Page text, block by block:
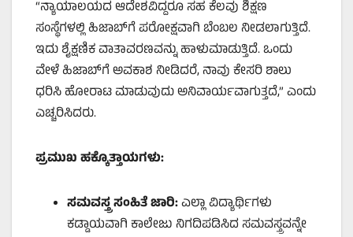
“ನ್ಯಾಯಾಲಯದ ಆದೇಶವಿದ್ದರೂ ಸಹ ಕೆಲವು ಶಿಕ್ಷಣ
ಸಂಸ್ಥೆಗಳಲ್ಲಿ ಹಿಜಾಬ್‌ಗೆ ಪರೋಕ್ಷವಾಗಿ ಬೆಂಬಲ ನೀಡಲಾಗುತ್ತಿದೆ.
ಇದು ಶೈಕ್ಷಣಿಕ ವಾತಾವರಣವನ್ನು ಹಾಳುಮಾಡುತ್ತಿದೆ. ಒಂದು
ವೇಳೆ ಹಿಜಾಬ್‌ಗೆ ಅವಕಾಶ ನೀಡಿದರೆ, ನಾವು ಕೇಸರಿ ಶಾಲು
ಧರಿಸಿ ಹೋರಾಟ ಮಾಡುವುದು ಅನಿವಾರ್ಯವಾಗುತ್ತದೆ,” ಎಂದು
ಎಚ್ಚರಿಸಿದರು.
ಪ್ರಮುಖ ಹಕ್ಕೊತ್ತಾಯಗಳು:
ಸಮವಸ್ತ್ರ ಸಂಹಿತೆ ಜಾರಿ:ಎಲ್ಲಾ ವಿದ್ಯಾರ್ಥಿಗಳು
ಕಡ್ಡಾಯವಾಗಿ ಕಾಲೇಜು ನಿಗದಿಪಡಿಸಿದ ಸಮವಸ್ತ್ರವನ್ನೇ